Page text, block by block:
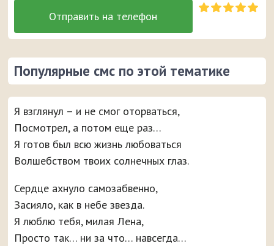
Популярные смс по этой тематике
Я взглянул – и не смог оторваться,
Посмотрел, а потом еще раз…
Я готов был всю жизнь любоваться
Волшебством твоих солнечных глаз.
Сердце ахнуло самозабвенно,
Засияло, как в небе звезда.
Я люблю тебя, милая Лена,
Просто так… ни за что… навсегда…